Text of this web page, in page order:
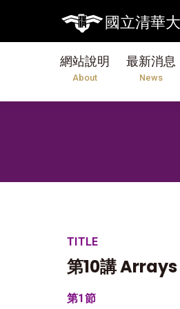
國立清華
網站說明
About
最新消息
News
TITLE
第10講
第1節